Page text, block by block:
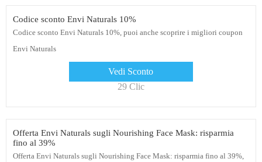
Codice sconto Envi Naturals 10%
Codice sconto Envi Naturals 10%, puoi anche scoprire i migliori coupon
Envi Naturals
Vedi Sconto
29 Clic
Offerta Envi Naturals sugli Nourishing Face Mask: risparmia
fino al 39%
Offerta Envi Naturals sugli Nourishing Face Mask: risparmia fino al 39%,